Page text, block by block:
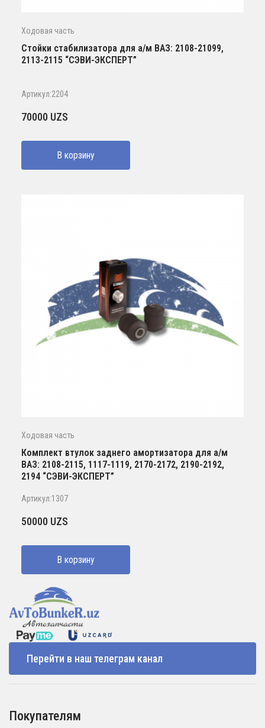
Ходовая часть
Стойки стабилизатора для а/м ВАЗ: 2108-21099,
2113-2115 “СЭВИ-ЭКСПЕРТ”
Артикул:2204
70000 UZS
В корзину
Ходовая часть
Комплект втулок заднего амортизатора для а/м
ВАЗ: 2108-2115, 1117-1119, 2170-2172, 2190-2192,
2194 “СЭВИ-ЭКСПЕРТ”
Артикул:1307
50000 UZS
В корзину
Перейти в наш телеграм канал
Покупателям